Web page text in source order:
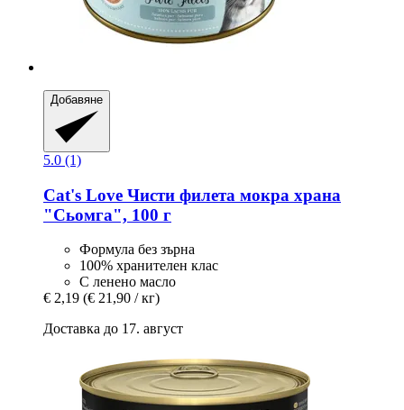
Добавяне
5.0 (1)
Cat's Love Чисти филета мокра храна
"Сьомга", 100 г
Формула без зърна
100% хранителен клас
С ленено масло
€ 2,19 (€ 21,90 / кг)
Доставка до 17. август